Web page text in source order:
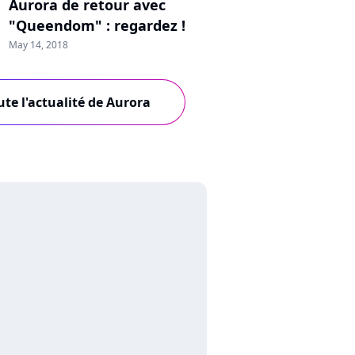
Aurora de retour avec
"Queendom" : regardez !
May 14, 2018
l'actualité de Aurora